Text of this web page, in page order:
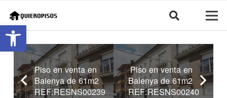
Abrir barra de herramientas
Piso en venta en
Balenya de 61m2
REF:RESNS00239
Piso en venta en
Balenya de 61m2
REF:RESNS00240